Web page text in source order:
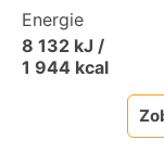
Energie
8 132 kJ /
1 944 kcal